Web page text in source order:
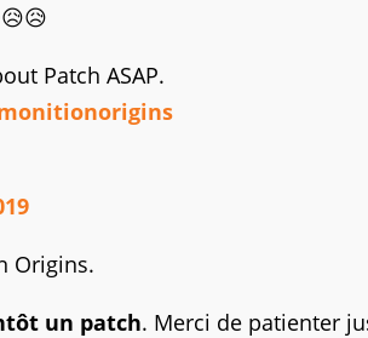
Patch ASAP.
Origins.
un patch. Merci de patienter